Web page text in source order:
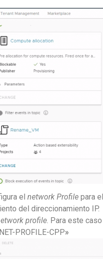
el network Profile para el
del direccionamiento IP.
profile . Para este
NET-PROFILE-CPP»